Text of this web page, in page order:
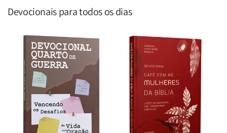
Devocionais para todos os dias